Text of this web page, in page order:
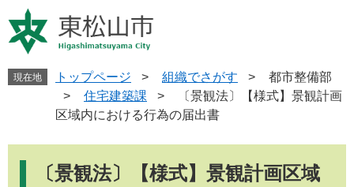
ー
ジ
ニ
ュ
現在地 トップページ > 組織でさがす >
都市整備部
>
住宅建築課 >
〔景観法〕【様式】景観計画
区域内における行為の届出書
〔景観法〕【様式】景観計画区域